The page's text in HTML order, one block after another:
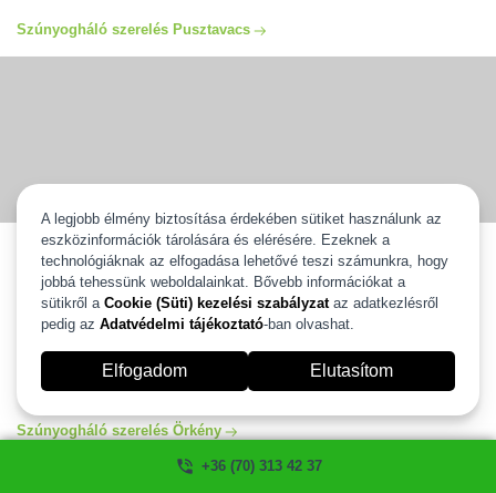
+36 (70) 313 42 37
Szúnyogháló szerelés Pusztavacs
Szúnyogháló szerelés Örkény
Szúnyogháló szerelés Örkény egész területén vállaljuk ingyenes
kiszállással és 2 év gyártói garanciával. Válassza ki új szúnyoghálóját
és mi 2 heten belül felszereljük. Több, mint 20 éves tapasztalattal
állunk az Ön rendelkezésére. Szúnyogháló szerelés és javítás Örkény
egész területén garanciával, számlával. Ha szeretné igénybe venni a
segítségünket kérem hívjon minket és mi szívesen segítünk!
szúnyogháló ablakra, ajtóra ahogyan Ön szeretné.
Szúnyogháló szerelés Örkény
A legjobb élmény biztosítása érdekében sütiket használunk az
eszközinformációk tárolására és elérésére. Ezeknek a
technológiáknak az elfogadása lehetővé teszi számunkra, hogy
jobbá tehessünk weboldalainkat. Bővebb információkat a
sütikről a Cookie (Süti) kezelési szabályzataz adatkezlésről
pedig az Adatvédelmi tájékoztató-ban olvashat.
Elfogadom Elutasítom